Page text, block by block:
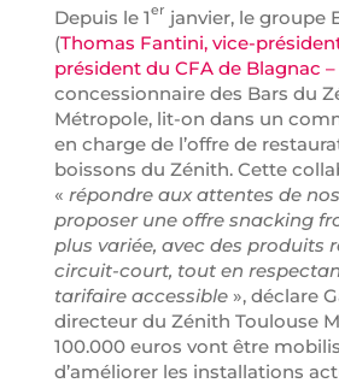
Depuis le 1er janvier, le groupe
(Thomas Fantini, vice-
président du CFA de Blagnac –
concessionnaire des Bars du
Métropole, lit-on dans un
en charge de l’offre de
boissons du Zénith. Cette
« répondre aux attentes de
proposer une offre snacking
plus variée, avec des produits
circuit-court, tout en
tarifaire accessible», déclare
directeur du Zénith Toulouse
100.000 euros vont être
d’améliorer les installations